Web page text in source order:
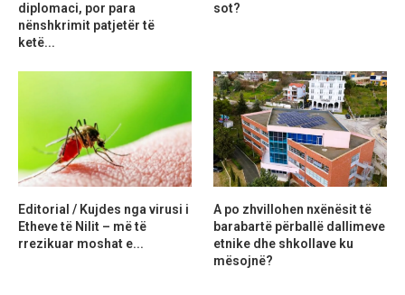
diplomaci, por para
nënshkrimit patjetër të
ketë...
sot?
Editorial / Kujdes nga virusi i
Etheve të Nilit – më të
rrezikuar moshat e...
A po zhvillohen nxënësit të
barabartë përballë dallimeve
etnike dhe shkollave ku
mësojnë?